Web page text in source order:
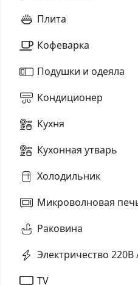
Плита
Кофеварка
Подушки и одеяла
Кондиционер
Кухня
Кухонная утварь
Холодильник
Микроволновая
Раковина
Электричество 220В
TV